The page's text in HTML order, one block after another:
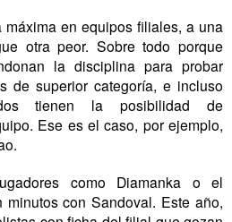
en equipos filiales, a una
otra peor. Sobre todo porque
la disciplina para probar
de superior categoría, e incluso
tienen la posibilidad de
Ese es el caso, por ejemplo,
como Diamanka o el
con Sandoval. Este año,